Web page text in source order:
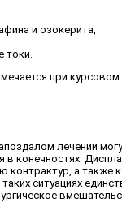
и озокерита,
токи.
при курсовом
лечении
в конечностях.
контрактур, а также
ситуациях